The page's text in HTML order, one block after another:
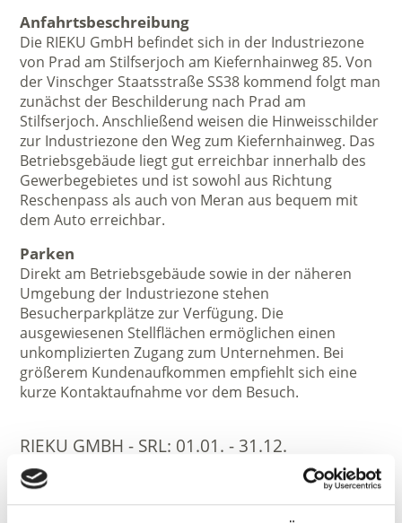
Anfahrtsbeschreibung
Die RIEKU GmbH befindet sich in der Industriezone
von Prad am Stilfserjoch am Kiefernhainweg 85. Von
der Vinschger Staatsstraße SS38 kommend folgt man
zunächst der Beschilderung nach Prad am
Stilfserjoch. Anschließend weisen die Hinweisschilder
zur Industriezone den Weg zum Kiefernhainweg. Das
Betriebsgebäude liegt gut erreichbar innerhalb des
Gewerbegebietes und ist sowohl aus Richtung
Reschenpass als auch von Meran aus bequem mit
dem Auto erreichbar.
Parken
Direkt am Betriebsgebäude sowie in der näheren
Umgebung der Industriezone stehen
Besucherparkplätze zur Verfügung. Die
ausgewiesenen Stellflächen ermöglichen einen
unkomplizierten Zugang zum Unternehmen. Bei
größerem Kundenaufkommen empfiehlt sich eine
kurze Kontaktaufnahme vor dem Besuch.
RIEKU GMBH - SRL: 01.01. - 31.12.
Sa
So